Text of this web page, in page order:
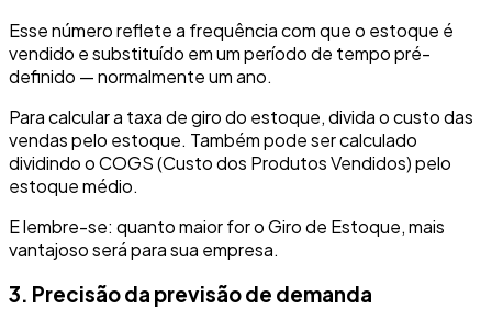
Esse número reflete a frequência com que o estoque é
vendido e substituído em um período de tempo pré-
definido — normalmente um ano.
Para calcular a taxa de giro do estoque, divida o custo das
vendas pelo estoque. Também pode ser calculado
dividindo o COGS (Custo dos Produtos Vendidos) pelo
estoque médio.
E lembre-se: quanto maior for o Giro de Estoque, mais
vantajoso será para sua empresa.
3. Precisão da previsão de demanda